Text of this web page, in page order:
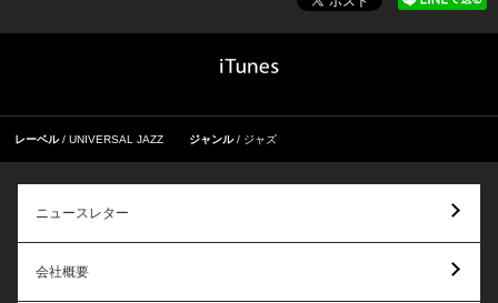
レーベル UNIVERSAL JAZZ ジャンル ジャズ
ニュースレター
会社概要